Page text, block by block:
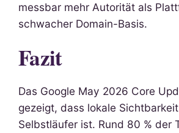
messbar mehr Autorität als
schwacher Domain-Basis.
Fazit
Das Google May 2026 Core
gezeigt, dass lokale
Selbstläufer ist. Rund 80 % der